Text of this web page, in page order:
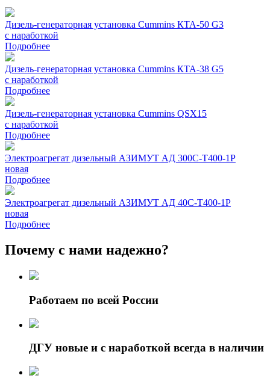
Дизель-генераторная установка Cummins КТА-50 G3
с наработкой
Подробнее
Дизель-генераторная установка Cummins КТА-38 G5
с наработкой
Подробнее
Дизель-генераторная установка Cummins QSX15
с наработкой
Подробнее
Электроагрегат дизельный АЗИМУТ АД 300С-Т400-1Р
новая
Подробнее
Электроагрегат дизельный АЗИМУТ АД 40С-Т400-1Р
новая
Подробнее
Почему с нами надежно?
Работаем по всей России
ДГУ новые и с наработкой всегда в наличии